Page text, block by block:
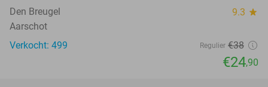
Den Breugel 9.3 star
Aarschot
Verkocht: 499
Regulier €38
€24,90